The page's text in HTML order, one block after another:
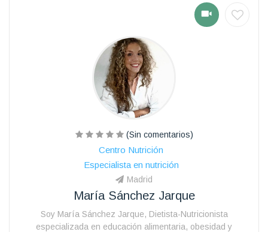
(Sin comentarios)
Centro Nutrición
Especialista en nutrición
Madrid
María Sánchez Jarque
Soy María Sánchez Jarque, Dietista-Nutricionista
especializada en educación alimentaria, obesidad y